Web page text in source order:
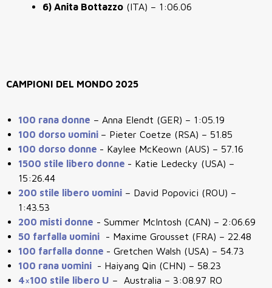
6) Anita Bottazzo (ITA) – 1:06.06
CAMPIONI DEL MONDO 2025
100 rana donne – Anna Elendt (GER) – 1:05.19
100 dorso uomini – Pieter Coetze (RSA) – 51.85
100 dorso donne - Kaylee McKeown (AUS) – 57.16
1500 stile libero donne - Katie Ledecky (USA) –
15:26.44
200 stile libero uomini – David Popovici (ROU) –
1:43.53
200 misti donne - Summer McIntosh (CAN) – 2:06.69
50 farfalla uomini - Maxime Grousset (FRA) – 22.48
100 farfalla donne - Gretchen Walsh (USA) – 54.73
100 rana uomini - Haiyang Qin (CHN) – 58.23
4×100 stile libero U – Australia – 3:08.97 RO